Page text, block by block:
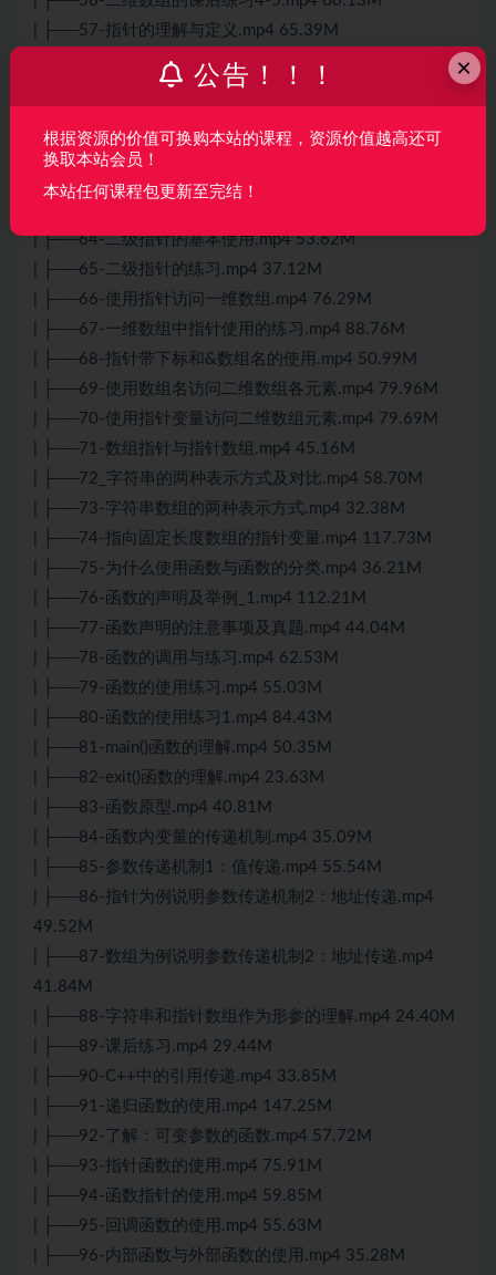
| ├──57-指针的理解与定义.mp4 65.39M
| ├──58-取址运算符.mp4 42.03M
| ├──59-取值运算符.mp4 46.54M
| ├──61-指针的自增和自减运算.mp4 39.01M
| ├──62-同类指针的相减运算与比较运算.mp4 41.69M
| ├──64-二级指针的基本使用.mp4 53.62M
| ├──65-二级指针的练习.mp4 37.12M
| ├──66-使用指针访问一维数组.mp4 76.29M
| ├──67-一维数组中指针使用的练习.mp4 88.76M
| ├──68-指针带下标和&数组名的使用.mp4 50.99M
| ├──69-使用数组名访问二维数组各元素.mp4 79.96M
| ├──70-使用指针变量访问二维数组元素.mp4 79.69M
| ├──71-数组指针与指针数组.mp4 45.16M
| ├──72_字符串的两种表示方式及对比.mp4 58.70M
| ├──73-字符串数组的两种表示方式.mp4 32.38M
| ├──74-指向固定长度数组的指针变量.mp4 117.73M
| ├──75-为什么使用函数与函数的分类.mp4 36.21M
| ├──76-函数的声明及举例_1.mp4 112.21M
| ├──77-函数声明的注意事项及真题.mp4 44.04M
| ├──78-函数的调用与练习.mp4 62.53M
| ├──79-函数的使用练习.mp4 55.03M
| ├──80-函数的使用练习1.mp4 84.43M
| ├──81-main()函数的理解.mp4 50.35M
| ├──82-exit()函数的理解.mp4 23.63M
| ├──83-函数原型.mp4 40.81M
| ├──84-函数内变量的传递机制.mp4 35.09M
| ├──85-参数传递机制1：值传递.mp4 55.54M
| ├──86-指针为例说明参数传递机制2：地址传递.mp4
49.52M
| ├──87-数组为例说明参数传递机制2：地址传递.mp4
41.84M
| ├──88-字符串和指针数组作为形参的理解.mp4 24.40M
| ├──89-课后练习.mp4 29.44M
| ├──90-C++中的引用传递.mp4 33.85M
| ├──91-递归函数的使用.mp4 147.25M
| ├──92-了解：可变参数的函数.mp4 57.72M
| ├──93-指针函数的使用.mp4 75.91M
| ├──94-函数指针的使用.mp4 59.85M
| ├──95-回调函数的使用.mp4 55.63M
| ├──96-内部函数与外部函数的使用.mp4 35.28M
×
公告！！！
根据资源的价值可换购本站的课程，资源价值越高还可
换取本站会员！
本站任何课程包更新至完结！